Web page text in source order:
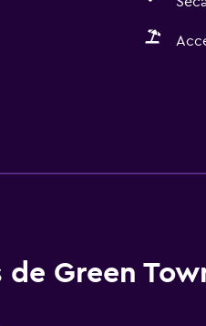
Green